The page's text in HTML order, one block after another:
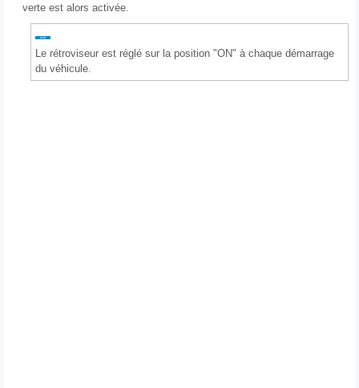
verte est alors activée.
Le rétroviseur est réglé sur la position "ON" à chaque démarrage
du véhicule.